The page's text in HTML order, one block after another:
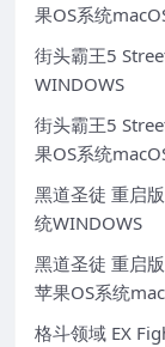
果OS系统
街头霸王5
WINDOWS
街头霸王5
果OS系统
黑道圣徒 重启
统WINDOWS
黑道圣徒 重启
苹果OS系统
格斗领域 EX